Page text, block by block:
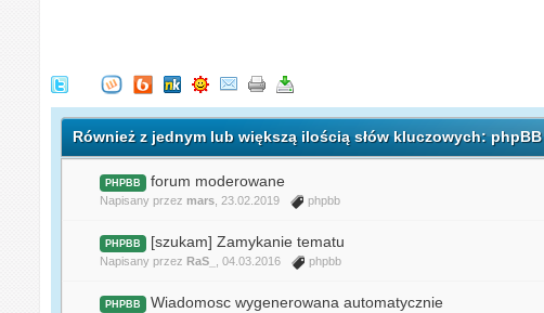
Również z jednym lub większą ilością słów kluczowych: phpBB
PHPBB forum moderowane
Napisany przez mars , 23.02.2019 phpbb
PHPBB [szukam] Zamykanie tematu
Napisany przez RaS_ , 04.03.2016 phpbb
PHPBB Wiadomosc wygenerowana automatycznie